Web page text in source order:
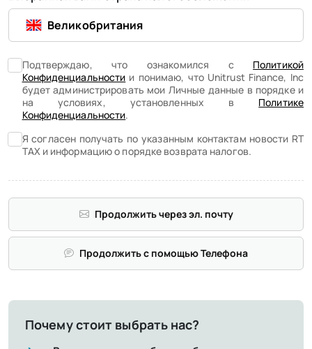
Великобритания
Подтверждаю, что ознакомился с Политикой
Конфиденциальности и понимаю, что Unitrust Finance, Inc
будет администрировать мои Личные данные в порядке и
на условиях, установленных в Политике
Конфиденциальности.
Я согласен получать по указанным контактам новости RT
TAX и информацию о порядке возврата налогов.
Продолжить через эл. почту
Продолжить с помощью Телефона
Почему стоит выбрать нас?